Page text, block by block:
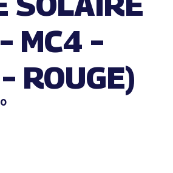
MC4 –
ROUGE)